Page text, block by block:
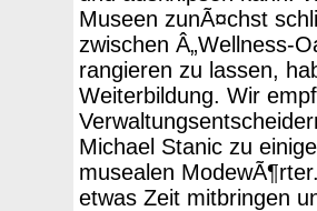
Museen zunÃ¤chst
zwischen Â„Wellness-
rangieren zu lassen,
Weiterbildung. Wir
Michael Stanic zu
musealen
etwas Zeit mitbringen